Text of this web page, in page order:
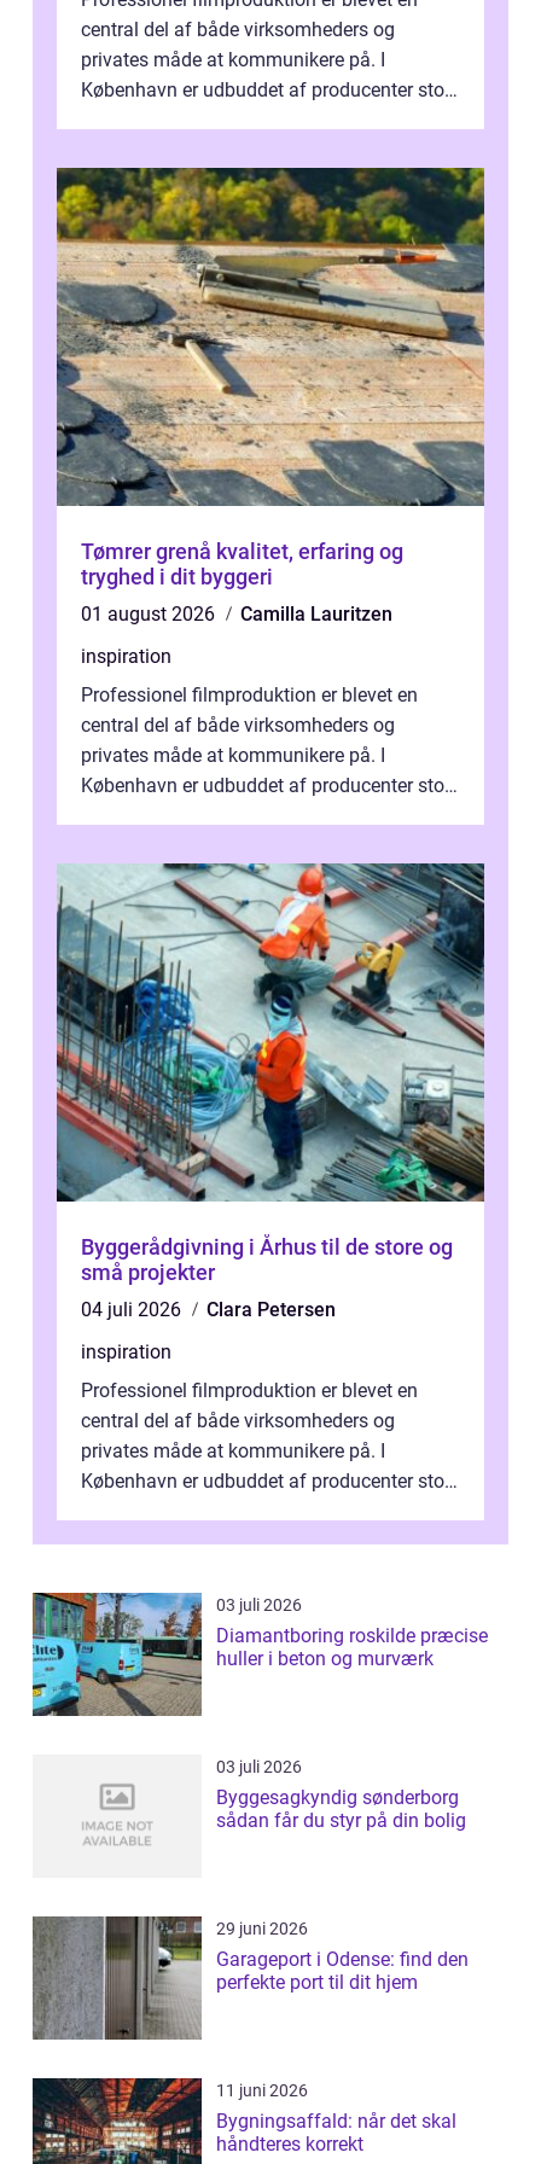
central del af både virksomheders og
privates måde at kommunikere på. I
København er udbuddet af producenter stort,
Tømrer grenå kvalitet, erfaring og
tryghed i dit byggeri
01 august 2026
Camilla Lauritzen
inspiration
Professionel filmproduktion er blevet en
central del af både virksomheders og
privates måde at kommunikere på. I
København er udbuddet af producenter stort,
Byggerådgivning i Århus til de store og
små projekter
04 juli 2026
Clara Petersen
inspiration
Professionel filmproduktion er blevet en
central del af både virksomheders og
privates måde at kommunikere på. I
København er udbuddet af producenter stort,
inti...
03 juli 2026
Diamantboring roskilde præcise
huller i beton og murværk
03 juli 2026
Byggesagkyndig sønderborg
sådan får du styr på din bolig
29 juni 2026
Garageport i Odense: find den
perfekte port til dit hjem
11 juni 2026
Bygningsaffald: når det skal
håndteres korrekt